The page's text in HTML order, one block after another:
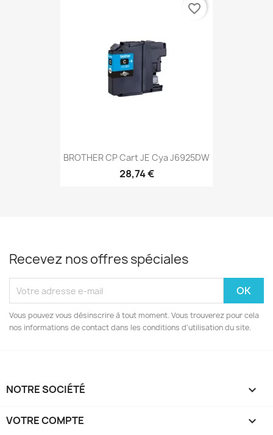
BROTHER CP Cart JE Cya J6925DW
28,74 €
favorite_border
Recevez nos offres spéciales
Vous pouvez vous désinscrire à tout moment. Vous trouverez pour cela
nos informations de contact dans les conditions d'utilisation du site.
NOTRE SOCIÉTÉ 
VOTRE COMPTE 